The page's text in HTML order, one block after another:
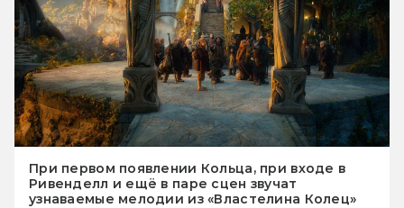
При первом появлении Кольца, при входе в
Ривенделл и ещё в паре сцен звучат
узнаваемые мелодии из «Властелина Колец»